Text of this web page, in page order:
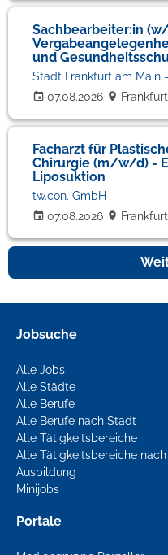
Sachbearbeiter:in
und
07.08.2026
Stadt Frankfurt am Main -
Facharzt für
Chirurgie (m/w/d) -
Liposuktion
07.08.2026
tw.con. GmbH
Jobsuche
Alle Jobs
Alle Städte
Alle Berufe
Alle Berufe nach Stadt
Alle Tätigkeitsbereiche
Alle Tätigkeitsbereiche
Ausbildung
Minijobs
Portale